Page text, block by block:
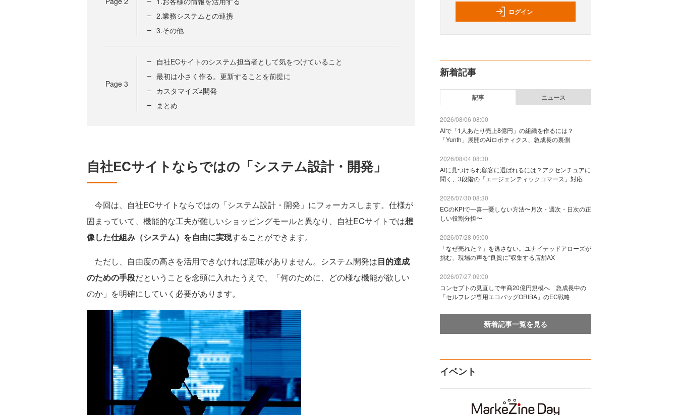
2.業務システムとの連携
3.その他
Page 3
自社ECサイトのシステム担当者として気をつけていること
最初は小さく作る。更新することを前提に
カスタマイズ≠開発
まとめ
自社ECサイトならではの「システム設計・開発」
今回は、自社ECサイトならではの「システム設計・開発」にフォーカスします。仕様が
固まっていて、機能的な工夫が難しいショッピングモールと異なり、自社ECサイトでは想
像した仕組み（システム）を自由に実現することができます。
ただし、自由度の高さを活用できなければ意味がありません。システム開発は目的達成
のための手段だということを念頭に入れたうえで、「何のために、どの様な機能が欲しい
のか」を明確にしていく必要があります。
ログイン
新着記事
記事 ニュース
2026/08/06 08:00
AIで「1人あたり売上8億円」の組織を作るには？
「Yunth」展開のAiロボティクス、急成長の裏側
2026/08/04 08:30
AIに見つけられ顧客に選ばれるには？アクセンチュアに
聞く、3段階の「エージェンティックコマース」対応
2026/07/30 08:30
ECのKPIで一喜一憂しない方法〜月次・週次・日次の正
しい役割分担〜
2026/07/28 09:00
「なぜ売れた？」を逃さない。ユナイテッドアローズが
挑む、現場の声を“良質に”収集する店舗AX
2026/07/27 09:00
コンセプトの見直しで年商20億円規模へ 急成長中の
「セルフレジ専用エコバッグORIBA」のEC戦略
新着記事一覧を見る
イベント